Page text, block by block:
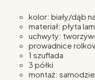
kolor: biały/dąb
materiał: płyta
uchwyty:
prowadnice
1 szuflada
3 półki
montaż: